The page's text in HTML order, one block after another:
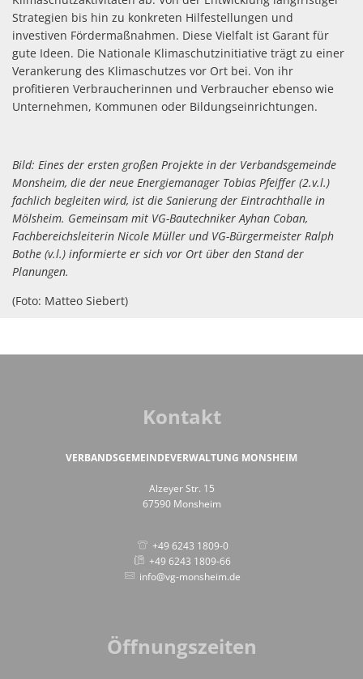
Strategien bis hin zu konkreten Hilfestellungen und
investiven Fördermaßnahmen. Diese Vielfalt ist Garant für
gute Ideen. Die Nationale Klimaschutzinitiative trägt zu einer
Verankerung des Klimaschutzes vor Ort bei. Von ihr
profitieren Verbraucherinnen und Verbraucher ebenso wie
Unternehmen, Kommunen oder Bildungseinrichtungen.
Bild: Eines der ersten großen Projekte in der Verbandsgemeinde
Monsheim, die der neue Energiemanager Tobias Pfeiffer (2.v.l.)
fachlich begleiten wird, ist die Sanierung der Eintrachthalle in
Mölsheim. Gemeinsam mit VG-Bautechniker Ayhan Coban,
Fachbereichsleiterin Nicole Müller und VG-Bürgermeister Ralph
Bothe (v.l.) informierte er sich vor Ort über den Stand der
Planungen.
(Foto: Matteo Siebert)
Kontakt
VERBANDSGEMEINDEVERWALTUNG MONSHEIM
Alzeyer Str. 15
67590 Monsheim
+49 6243 1809-0
+49 6243 1809-66
info@vg-monsheim.de
Öffnungszeiten